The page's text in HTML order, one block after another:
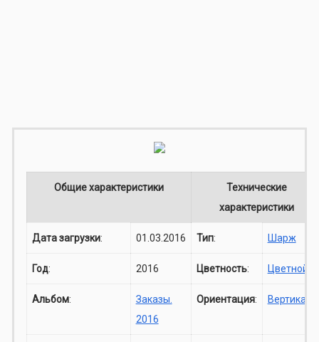
Общие характеристики
Технические
характеристики
Дата загрузки: 01.03.2016 Тип: Шарж
Год: 2016 Цветность: Цветной
Альбом:
Заказы.
2016
Ориентация: Вертикаль